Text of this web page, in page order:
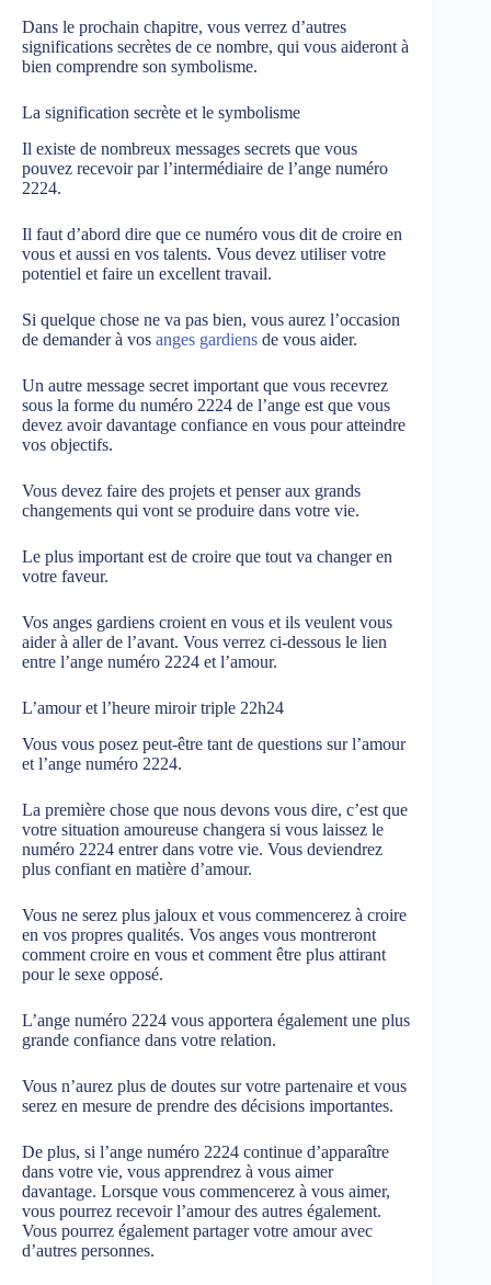
Dans le prochain chapitre, vous verrez d’autres
significations secrètes de ce nombre, qui vous aideront à
bien comprendre son symbolisme.
La signification secrète et le symbolisme
Il existe de nombreux messages secrets que vous
pouvez recevoir par l’intermédiaire de l’ange numéro
2224.
Il faut d’abord dire que ce numéro vous dit de croire en
vous et aussi en vos talents. Vous devez utiliser votre
potentiel et faire un excellent travail.
Si quelque chose ne va pas bien, vous aurez l’occasion
de demander à vos anges gardiens de vous aider.
Un autre message secret important que vous recevrez
sous la forme du numéro 2224 de l’ange est que vous
devez avoir davantage confiance en vous pour atteindre
vos objectifs.
Vous devez faire des projets et penser aux grands
changements qui vont se produire dans votre vie.
Le plus important est de croire que tout va changer en
votre faveur.
Vos anges gardiens croient en vous et ils veulent vous
aider à aller de l’avant. Vous verrez ci-dessous le lien
entre l’ange numéro 2224 et l’amour.
L’amour et l’heure miroir triple 22h24
Vous vous posez peut-être tant de questions sur l’amour
et l’ange numéro 2224.
La première chose que nous devons vous dire, c’est que
votre situation amoureuse changera si vous laissez le
numéro 2224 entrer dans votre vie. Vous deviendrez
plus confiant en matière d’amour.
Vous ne serez plus jaloux et vous commencerez à croire
en vos propres qualités. Vos anges vous montreront
comment croire en vous et comment être plus attirant
pour le sexe opposé.
L’ange numéro 2224 vous apportera également une plus
grande confiance dans votre relation.
Vous n’aurez plus de doutes sur votre partenaire et vous
serez en mesure de prendre des décisions importantes.
De plus, si l’ange numéro 2224 continue d’apparaître
dans votre vie, vous apprendrez à vous aimer
davantage. Lorsque vous commencerez à vous aimer,
vous pourrez recevoir l’amour des autres également.
Vous pourrez également partager votre amour avec
d’autres personnes.